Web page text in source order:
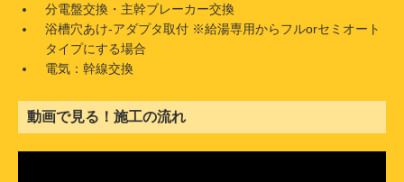
分電盤交換・主幹ブレーカー交換
浴槽穴あけ-アダプタ取付 ※給湯専用からフルorセミオート
タイプにする場合
電気：幹線交換
動画で見る！施工の流れ